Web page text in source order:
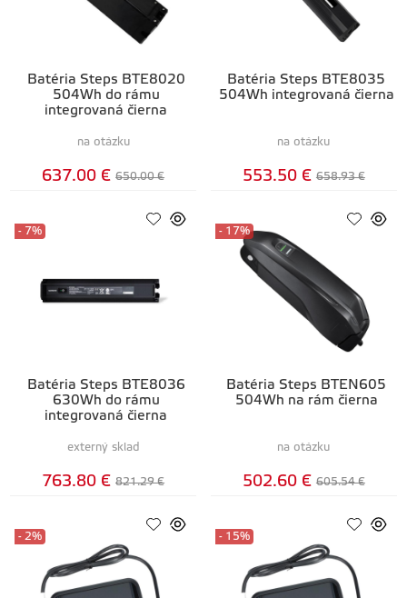
Batéria Steps BTE8020
504Wh do rámu
integrovaná čierna
na otázku
637.00 € 650.00 €
Batéria Steps BTE8035
504Wh integrovaná čierna
na otázku
553.50 € 658.93 €
Batéria Steps BTE8036
630Wh do rámu
integrovaná čierna
- 7%
externý sklad
763.80 € 821.29 €
Batéria Steps BTEN605
504Wh na rám čierna
- 17%
na otázku
502.60 € 605.54 €
- 2% - 15%